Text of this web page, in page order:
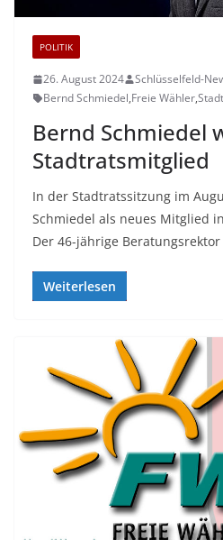
POLITIK
26. August 2024
Schlüsselfeld-
Bernd Schmiedel,Freie Wähler,
Bernd Schmiedel
Stadtratsmitglied
In der Stadtratssitzung im
Schmiedel als neues Mitglied
Der 46-jährige
Weiterlesen